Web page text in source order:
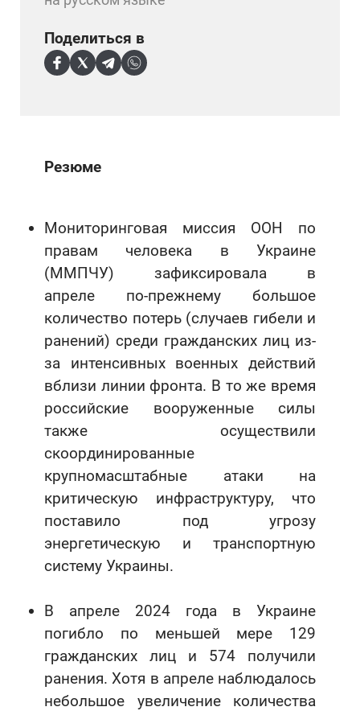
Резюме
Мониторинговая миссия ООН по
правам человека в Украине
(ММПЧУ) зафиксировала в
апреле по-прежнему большое
количество потерь (случаев гибели и
ранений) среди гражданских лиц из-
за интенсивных военных действий
вблизи линии фронта. В то же время
российские вооруженные силы
также осуществили
скоординированные
крупномасштабные атаки на
критическую инфраструктуру, что
поставило под угрозу
энергетическую и транспортную
систему Украины.
В апреле 2024 года в Украине
погибло по меньшей мере 129
гражданских лиц и 574 получили
ранения. Хотя в апреле наблюдалось
небольшое увеличение количества
Поделиться в